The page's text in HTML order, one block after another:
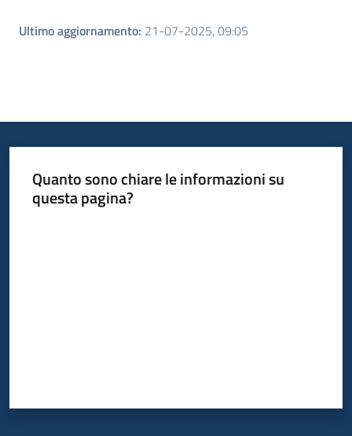
Ultimo aggiornamento: 21-07-2025, 09:05
Quanto sono chiare le informazioni su
questa pagina?